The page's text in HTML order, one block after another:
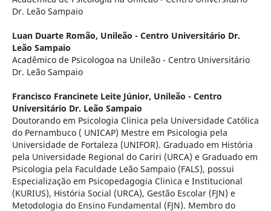
Dr. Leão Sampaio
Luan Duarte Romão, Unileão - Centro Universitário Dr.
Leão Sampaio
Acadêmico de Psicologoa na Unileão - Centro Universitário
Dr. Leão Sampaio
Francisco Francinete Leite Júnior, Unileão - Centro
Universitário Dr. Leão Sampaio
Doutorando em Psicologia Clinica pela Universidade Católica
do Pernambuco ( UNICAP) Mestre em Psicologia pela
Universidade de Fortaleza (UNIFOR). Graduado em História
pela Universidade Regional do Cariri (URCA) e Graduado em
Psicologia pela Faculdade Leão Sampaio (FALS), possui
Especialização em Psicopedagogia Clinica e Institucional
(KURIUS), História Social (URCA), Gestão Escolar (FJN) e
Metodologia do Ensino Fundamental (FJN). Membro do